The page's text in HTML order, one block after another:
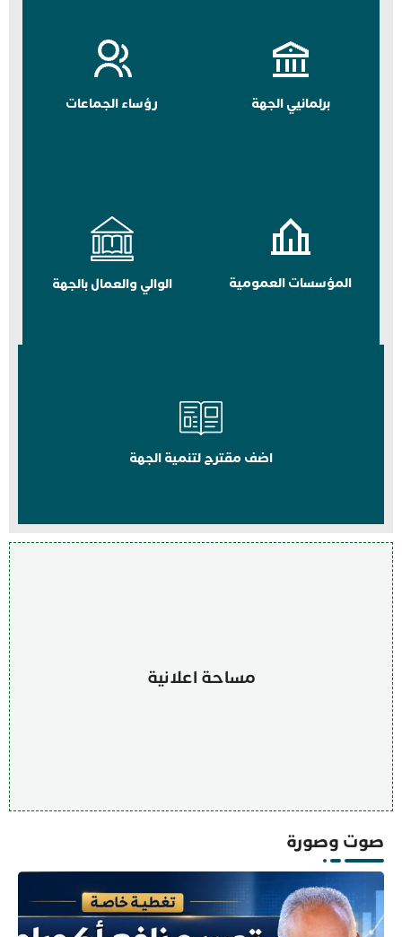
برلمانيي الجهة رؤساء الجماعات
المؤسسات العمومية الوالي والعمال بالجهة
اضف مقترح لتنمية الجهة
مساحة اعلانية
صوت وصورة